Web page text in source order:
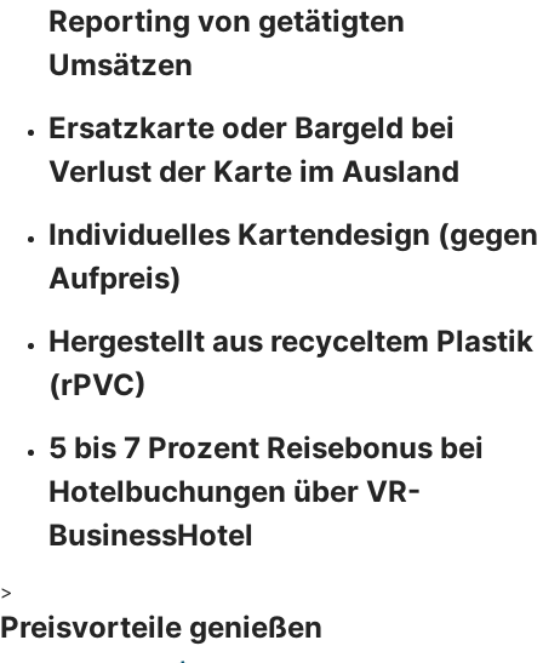
Reporting von getätigten
Umsätzen
Ersatzkarte oder Bargeld bei
Verlust der Karte im Ausland
Individuelles Kartendesign (gegen
Aufpreis)
Hergestellt aus recyceltem Plastik
(rPVC)
5 bis 7 Prozent Reisebonus bei
Hotelbuchungen über VR-
BusinessHotel
>
Preisvorteile genießen